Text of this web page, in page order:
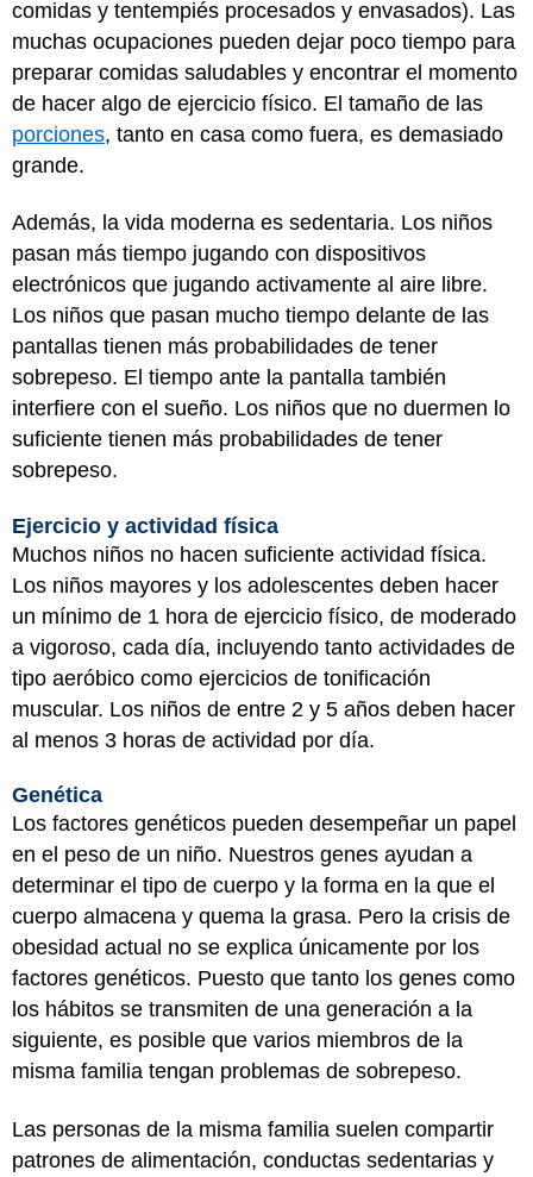
comidas y tentempiés procesados y envasados). Las
muchas ocupaciones pueden dejar poco tiempo para
preparar comidas saludables y encontrar el momento
de hacer algo de ejercicio físico. El tamaño de las
porciones, tanto en casa como fuera, es demasiado
grande.
Además, la vida moderna es sedentaria. Los niños
pasan más tiempo jugando con dispositivos
electrónicos que jugando activamente al aire libre.
Los niños que pasan mucho tiempo delante de las
pantallas tienen más probabilidades de tener
sobrepeso. El tiempo ante la pantalla también
interfiere con el sueño. Los niños que no duermen lo
suficiente tienen más probabilidades de tener
sobrepeso.
Ejercicio y actividad física
Muchos niños no hacen suficiente actividad física.
Los niños mayores y los adolescentes deben hacer
un mínimo de 1 hora de ejercicio físico, de moderado
a vigoroso, cada día, incluyendo tanto actividades de
tipo aeróbico como ejercicios de tonificación
muscular. Los niños de entre 2 y 5 años deben hacer
al menos 3 horas de actividad por día.
Genética
Los factores genéticos pueden desempeñar un papel
en el peso de un niño. Nuestros genes ayudan a
determinar el tipo de cuerpo y la forma en la que el
cuerpo almacena y quema la grasa. Pero la crisis de
obesidad actual no se explica únicamente por los
factores genéticos. Puesto que tanto los genes como
los hábitos se transmiten de una generación a la
siguiente, es posible que varios miembros de la
misma familia tengan problemas de sobrepeso.
Las personas de la misma familia suelen compartir
patrones de alimentación, conductas sedentarias y